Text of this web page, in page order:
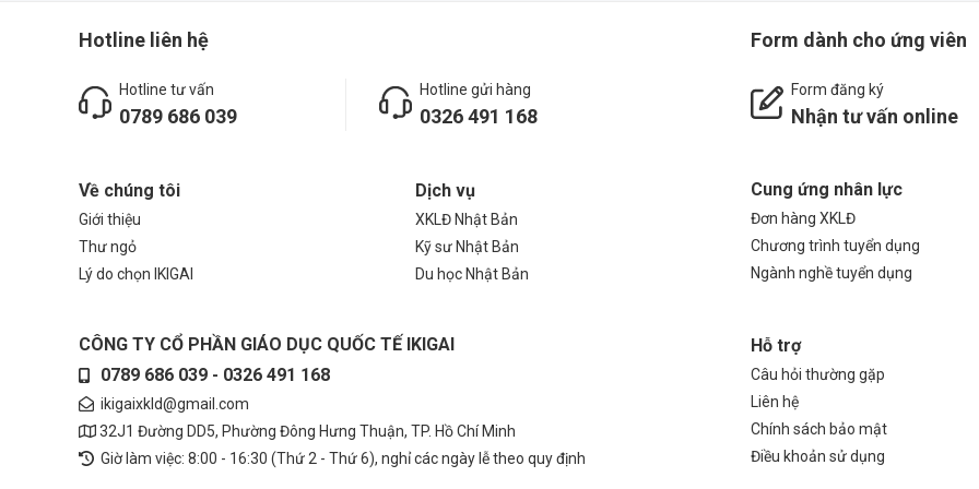
Hotline liên hệ
Hotline tư vấn
0789 686 039
Hotline gửi hàng
0326 491 168
Form dành cho ứng viên
Form đăng ký
Nhận tư vấn online
Về chúng tôi
Giới thiệu
Thư ngỏ
Lý do chọn IKIGAI
Dịch vụ
XKLĐ Nhật Bản
Kỹ sư Nhật Bản
Du học Nhật Bản
Cung ứng nhân lực
Đơn hàng XKLĐ
Chương trình tuyển dụng
Ngành nghề tuyển dụng
CÔNG TY CỔ PHẦN GIÁO DỤC QUỐC TẾ IKIGAI
0789 686 039 - 0326 491 168
ikigaixkld@gmail.com
32J1 Đường DD5, Phường Đông Hưng Thuận, TP. Hồ Chí Minh
Giờ làm việc: 8:00 - 16:30 (Thứ 2 - Thứ 6), nghỉ các ngày lễ theo quy định
Hỗ trợ
Câu hỏi thường gặp
Liên hệ
Chính sách bảo mật
Điều khoản sử dụng